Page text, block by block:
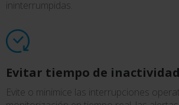
ininterrumpidas.
Evitar tiempo de inactividad
Evite o minimice las interrupciones